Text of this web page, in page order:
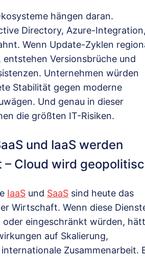
hängen daran.
Directory, Azure-
Wenn Update-Zyklen
Versionsbrüche und
Unternehmen würden
Stabilität gegen moderne
Und genau in dieser
die größten IT-Risiken.
und IaaS werden
– Cloud wird
IaaS und SaaS sind heute das
Wirtschaft. Wenn diese
eingeschränkt würden,
auf Skalierung,
Zusammenarbeit.